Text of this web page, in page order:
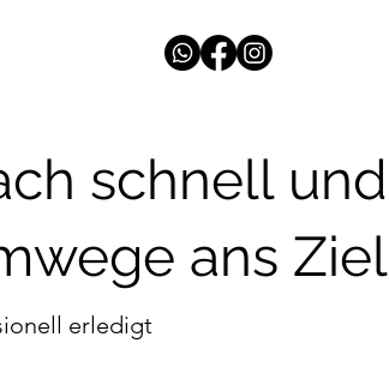
schnell und
ans Ziel
erledigt